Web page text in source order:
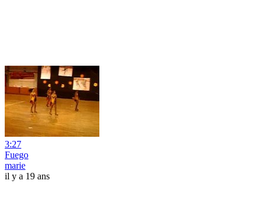
3:27
Fuego
marie
il y a 19 ans